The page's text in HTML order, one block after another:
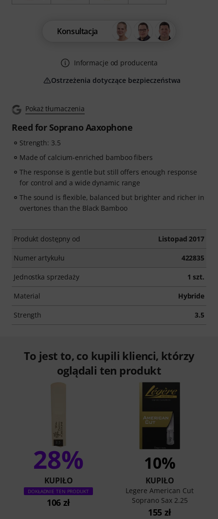
Pokaż tłumaczenia
Reed for Soprano Aaxophone
Strength: 3.5
Made of calcium-enriched bamboo fibers
The response is gentle but still offers enough response
for control and a wide dynamic range
The sound is flexible, balanced but brighter and richer in
overtones than the Black Bamboo
Produkt dostępny od Listopad 2017
Numer artykułu 422835
Jednostka sprzedaży 1 szt.
Material Hybride
Strength 3.5
Konsultacja
Informacje od producenta
Ostrzeżenia dotyczące bezpieczeństwa
To jest to, co kupili klienci, którzy
oglądali ten produkt
28%
KUPIŁO
DOKŁADNIE TEN PRODUKT
106 zł
10%
KUPIŁO
Legere American Cut
Soprano Sax 2.25
155 zł